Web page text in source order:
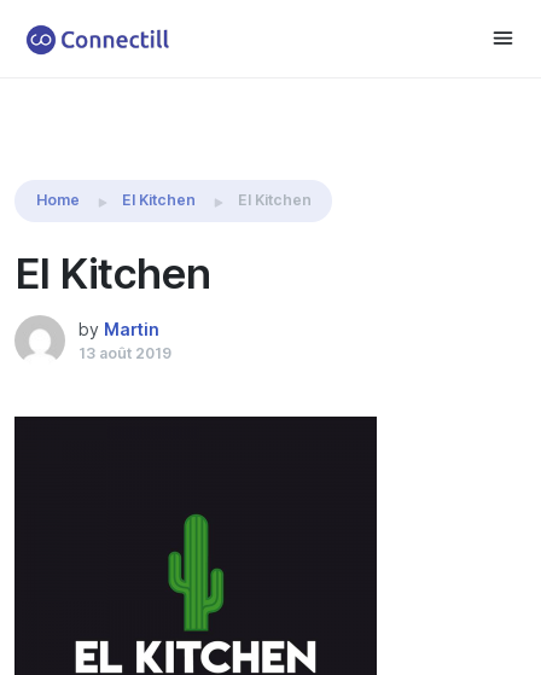
Home El Kitchen El Kitchen
El Kitchen
by Martin
13 août 2019